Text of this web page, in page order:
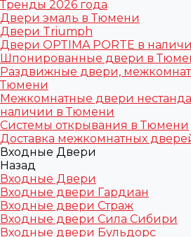
Тренды 2026 года
Двери эмаль в Тюмени
Двери Triumph
Двери OPTIMA PORTE в
Шпонированные двери в
Раздвижные двери,
Тюмени
Межкомнатные двери
наличии в Тюмени
Системы открывания в Тюмени
Доставка межкомнатных
Входные Двери
Назад
Входные Двери
Входные двери Гардиан
Входные двери Страж
Входные двери Сила Сибири
Входные двери Бульдорс